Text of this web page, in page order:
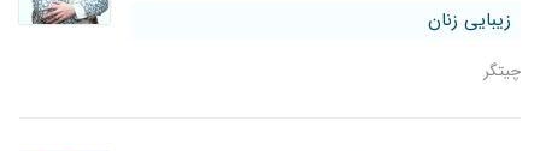
زیبایی زنان
چیتگر